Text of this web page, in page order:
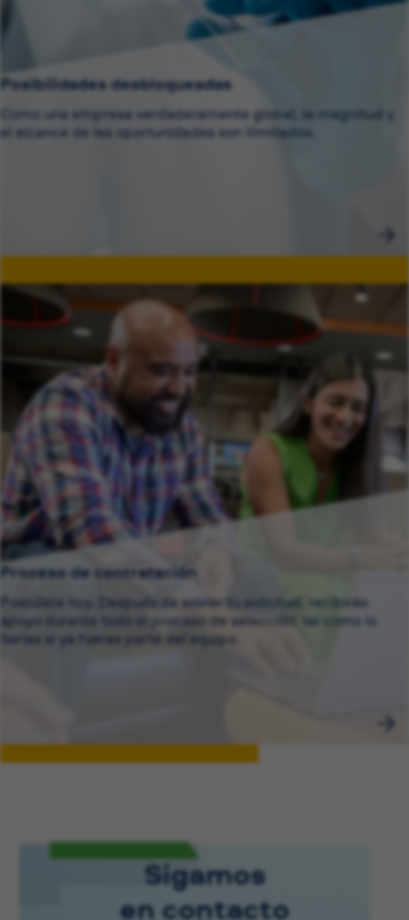
Posibilidades desbloqueadas
Como una empresa verdaderamente global, la magnitud y
el alcance de las oportunidades son ilimitados.
Proceso de contratación
Postúlate hoy. Después de enviar tu solicitud, recibirás
apoyo durante todo el proceso de selección, tal como lo
harías si ya fueras parte del equipo.
Sigamos
en contacto